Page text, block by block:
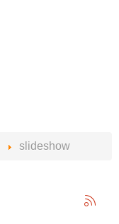
slideshow